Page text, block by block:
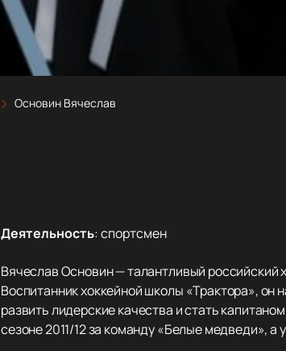
Основин Вячеслав
Деятельность:спортсмен
Вячеслав Основин — талантливый
Воспитанник хоккейной школы «Трактора», он
развить лидерские качества и стать
сезоне 2011/12 за команду «Белые медведи»,